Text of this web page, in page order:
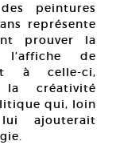
peintures
représente
prouver la
de
à celle-ci,
créativité
qui, loin
ajouterait